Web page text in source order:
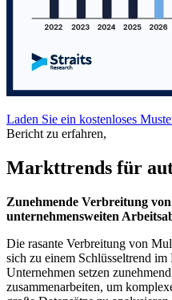
Laden Sie ein kostenloses
Bericht zu erfahren,
Markttrends für
Zunehmende Verbreitung
unternehmensweiten
Die rasante Verbreitung von
sich zu einem Schlüsseltrend
Unternehmen setzen
zusammenarbeiten, um